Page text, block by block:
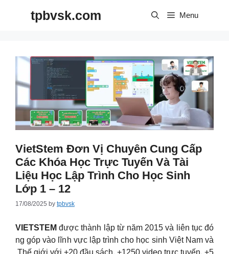
tpbvsk.com Menu
VietStem Đơn Vị Chuyên Cung Cấp
Các Khóa Học Trực Tuyến Và Tài
Liệu Học Lập Trình Cho Học Sinh
Lớp 1 – 12
17/08/2025 by tpbvsk
VIETSTEM được thành lập từ năm 2015 và liên tục đó
ng góp vào lĩnh vực lập trình cho học sinh Việt Nam và